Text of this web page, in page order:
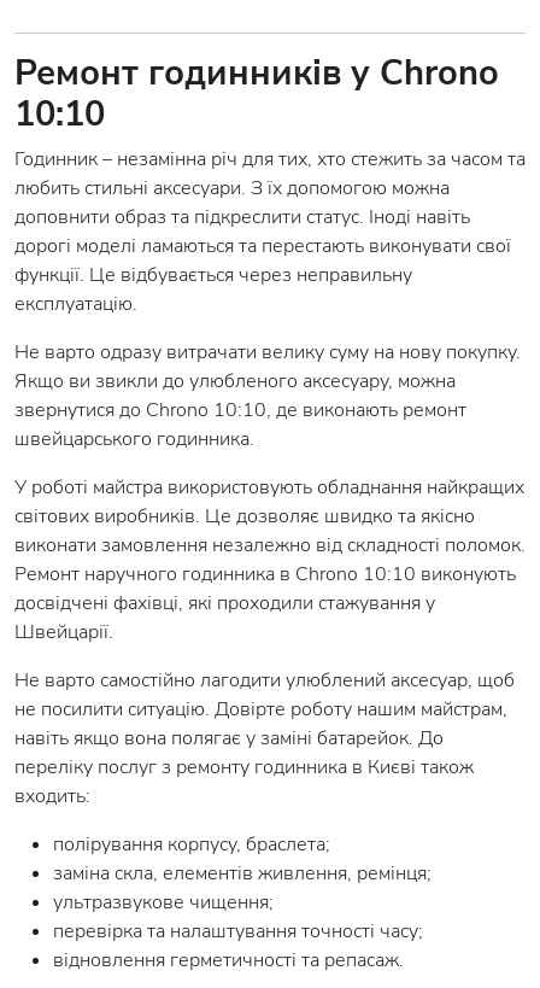
Ремонт годинників у Chrono
10:10
Годинник – незамінна річ для тих, хто стежить за часом та
любить стильні аксесуари. З їх допомогою можна
доповнити образ та підкреслити статус. Іноді навіть
дорогі моделі ламаються та перестають виконувати свої
функції. Це відбувається через неправильну
експлуатацію.
Не варто одразу витрачати велику суму на нову покупку.
Якщо ви звикли до улюбленого аксесуару, можна
звернутися до Chrono 10:10, де виконають ремонт
швейцарського годинника.
У роботі майстра використовують обладнання найкращих
світових виробників. Це дозволяє швидко та якісно
виконати замовлення незалежно від складності поломок.
Ремонт наручного годинника в Chrono 10:10 виконують
досвідчені фахівці, які проходили стажування у
Швейцарії.
Не варто самостійно лагодити улюблений аксесуар, щоб
не посилити ситуацію. Довірте роботу нашим майстрам,
навіть якщо вона полягає у заміні батарейок. До
переліку послуг з ремонту годинника в Києві також
входить:
полірування корпусу, браслета;
заміна скла, елементів живлення, ремінця;
ультразвукове чищення;
перевірка та налаштування точності часу;
відновлення герметичності та репасаж.